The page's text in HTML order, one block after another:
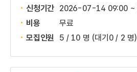
신청기간 2026-07-14 09:00 ~
비용
무료
모집인원
5 / 10 명 (대기0 / 2 명)